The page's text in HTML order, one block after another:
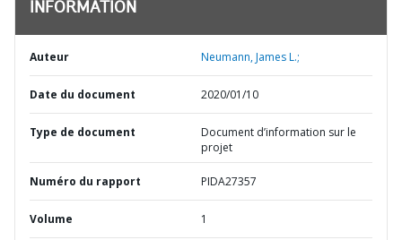
INFORMATION
Auteur Neumann, James L.;
Date du document 2020/01/10
Type de document
Document d’information sur le
projet
Numéro du rapport PIDA27357
Volume 1